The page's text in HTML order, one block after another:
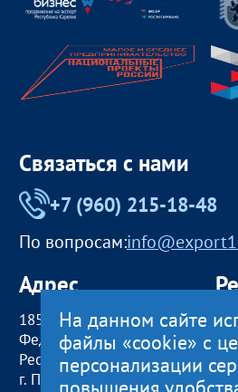
Связаться с нами
+7 (960) 215-18-48
По вопросам:
Адрес
185000, Российская
Федерация,
Республика Карелия
г. Петрозаводск,
пн
пт:
сб,
На данном сайте
файлы «cookie» с
персонализации